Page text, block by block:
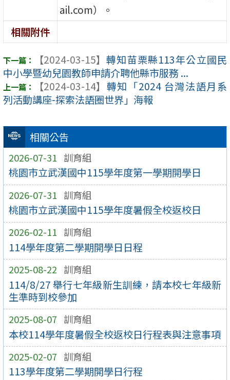
相關公告
2026-07-31 訓育組
桃園市立武漢國中115學年度第一學期開學日
2026-07-31 訓育組
桃園市立武漢國中115學年度暑假全校返校日
2026-02-11 訓育組
114學年度第二學期開學日日程
2025-08-22 訓育組
114/8/27 舉行七年級新生訓練，請本校七年級新
生準時到校參加
2025-08-07 訓育組
本校114學年度暑假全校返校日行程表與注意事項
2025-02-07 訓育組
113學年度第二學期開學日行程
ail.com）。
相關附件
【2024-03-15】 轉知苗栗縣113年公立國民
中小學暨幼兒園教師申請介聘他縣市服務 ...
【2024-03-14】 轉知「2024 台灣法語月系
列活動講座-探索法語圈世界」海報